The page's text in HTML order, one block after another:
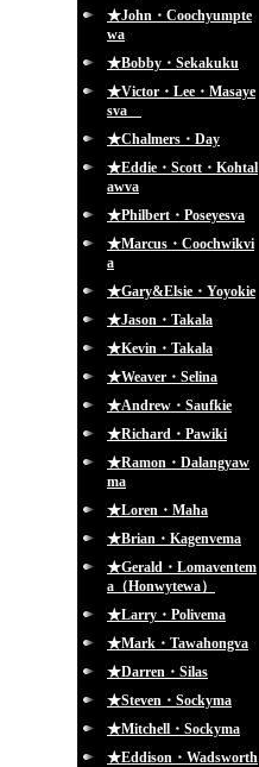
★John・Coochyumpte
wa
★Bobby・Sekakuku
★Victor・Lee・Masaye
sva
★Chalmers・Day
★Eddie・Scott・Kohtal
awva
★Philbert・Poseyesva
★Marcus・Coochwikvi
a
★Gary&Elsie・Yoyokie
★Jason・Takala
★Kevin・Takala
★Weaver・Selina
★Andrew・Saufkie
★Richard・Pawiki
★Ramon・Dalangyaw
ma
★Loren・Maha
★Brian・Kagenvema
★Gerald・Lomaventem
a（Honwytewa）
★Larry・Polivema
★Mark・Tawahongva
★Darren・Silas
★Steven・Sockyma
★Mitchell・Sockyma
★Eddison・Wadsworth